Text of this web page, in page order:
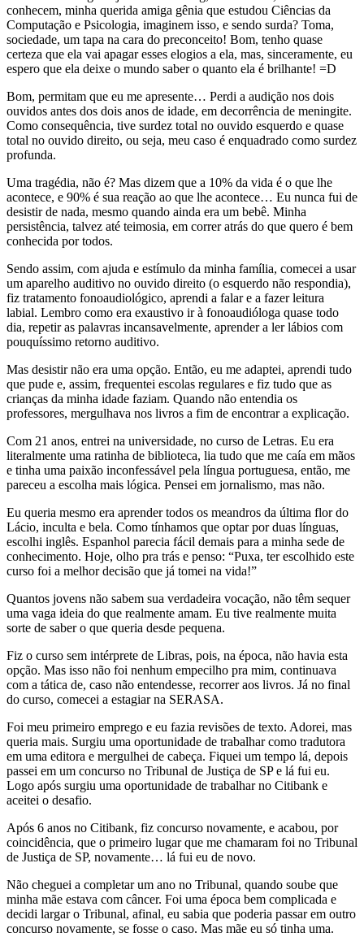
conhecem, minha querida amiga gênia que estudou Ciências da
Computação e Psicologia, imaginem isso, e sendo surda? Toma,
sociedade, um tapa na cara do preconceito! Bom, tenho quase
certeza que ela vai apagar esses elogios a ela, mas, sinceramente, eu
espero que ela deixe o mundo saber o quanto ela é brilhante! =D
Bom, permitam que eu me apresente… Perdi a audição nos dois
ouvidos antes dos dois anos de idade, em decorrência de meningite.
Como consequência, tive surdez total no ouvido esquerdo e quase
total no ouvido direito, ou seja, meu caso é enquadrado como surdez
profunda.
Uma tragédia, não é? Mas dizem que a 10% da vida é o que lhe
acontece, e 90% é sua reação ao que lhe acontece… Eu nunca fui de
desistir de nada, mesmo quando ainda era um bebê. Minha
persistência, talvez até teimosia, em correr atrás do que quero é bem
conhecida por todos.
Sendo assim, com ajuda e estímulo da minha família, comecei a usar
um aparelho auditivo no ouvido direito (o esquerdo não respondia),
fiz tratamento fonoaudiológico, aprendi a falar e a fazer leitura
labial. Lembro como era exaustivo ir à fonoaudióloga quase todo
dia, repetir as palavras incansavelmente, aprender a ler lábios com
pouquíssimo retorno auditivo.
Mas desistir não era uma opção. Então, eu me adaptei, aprendi tudo
que pude e, assim, frequentei escolas regulares e fiz tudo que as
crianças da minha idade faziam. Quando não entendia os
professores, mergulhava nos livros a fim de encontrar a explicação.
Com 21 anos, entrei na universidade, no curso de Letras. Eu era
literalmente uma ratinha de biblioteca, lia tudo que me caía em mãos
e tinha uma paixão inconfessável pela língua portuguesa, então, me
pareceu a escolha mais lógica. Pensei em jornalismo, mas não.
Eu queria mesmo era aprender todos os meandros da última flor do
Lácio, inculta e bela. Como tínhamos que optar por duas línguas,
escolhi inglês. Espanhol parecia fácil demais para a minha sede de
conhecimento. Hoje, olho pra trás e penso: “Puxa, ter escolhido este
curso foi a melhor decisão que já tomei na vida!”
Quantos jovens não sabem sua verdadeira vocação, não têm sequer
uma vaga ideia do que realmente amam. Eu tive realmente muita
sorte de saber o que queria desde pequena.
Fiz o curso sem intérprete de Libras, pois, na época, não havia esta
opção. Mas isso não foi nenhum empecilho pra mim, continuava
com a tática de, caso não entendesse, recorrer aos livros. Já no final
do curso, comecei a estagiar na SERASA.
Foi meu primeiro emprego e eu fazia revisões de texto. Adorei, mas
queria mais. Surgiu uma oportunidade de trabalhar como tradutora
em uma editora e mergulhei de cabeça. Fiquei um tempo lá, depois
passei em um concurso no Tribunal de Justiça de SP e lá fui eu.
Logo após surgiu uma oportunidade de trabalhar no Citibank e
aceitei o desafio.
Após 6 anos no Citibank, fiz concurso novamente, e acabou, por
coincidência, que o primeiro lugar que me chamaram foi no Tribunal
de Justiça de SP, novamente… lá fui eu de novo.
Não cheguei a completar um ano no Tribunal, quando soube que
minha mãe estava com câncer. Foi uma época bem complicada e
decidi largar o Tribunal, afinal, eu sabia que poderia passar em outro
concurso novamente, se fosse o caso. Mas mãe eu só tinha uma.